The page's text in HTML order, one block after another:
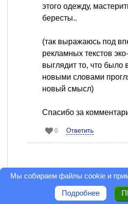
этого одежду,
бересты..
(так выражаюсь под
рекламных текстов
выглядит то, что было
новыми словами
новый смысл)
Спасибо за
0 Ответить
Мы собираем файлы cookie и
Подробнее